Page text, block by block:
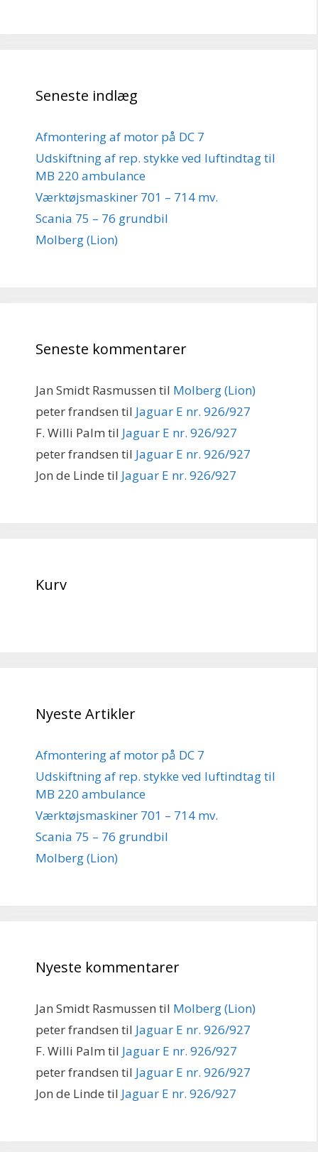
Seneste indlæg
Afmontering af motor på DC 7
Udskiftning af rep. stykke ved luftindtag til
MB 220 ambulance
Værktøjsmaskiner 701 – 714 mv.
Scania 75 – 76 grundbil
Molberg (Lion)
Seneste kommentarer
Jan Smidt Rasmussen til Molberg (Lion)
peter frandsen til Jaguar E nr. 926/927
F. Willi Palm til Jaguar E nr. 926/927
peter frandsen til Jaguar E nr. 926/927
Jon de Linde til Jaguar E nr. 926/927
Kurv
Nyeste Artikler
Afmontering af motor på DC 7
Udskiftning af rep. stykke ved luftindtag til
MB 220 ambulance
Værktøjsmaskiner 701 – 714 mv.
Scania 75 – 76 grundbil
Molberg (Lion)
Nyeste kommentarer
Jan Smidt Rasmussen til Molberg (Lion)
peter frandsen til Jaguar E nr. 926/927
F. Willi Palm til Jaguar E nr. 926/927
peter frandsen til Jaguar E nr. 926/927
Jon de Linde til Jaguar E nr. 926/927